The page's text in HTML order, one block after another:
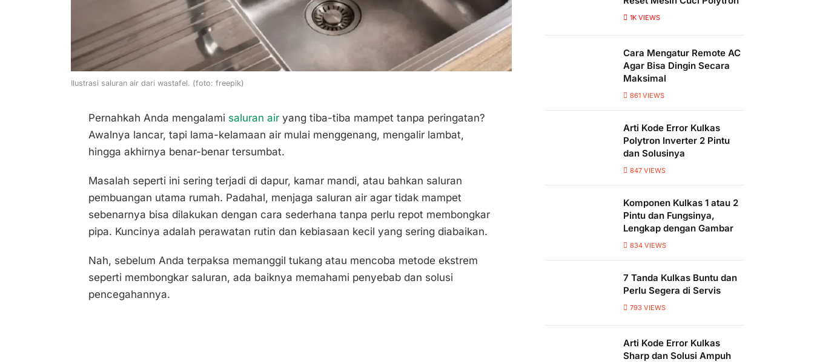
Ilustrasi saluran air dari wastafel. (foto: freepik)
Pernahkah Anda mengalami saluran airyang tiba-tiba mampet tanpa peringatan?
Awalnya lancar, tapi lama-kelamaan air mulai menggenang, mengalir lambat,
hingga akhirnya benar-benar tersumbat.
Masalah seperti ini sering terjadi di dapur, kamar mandi, atau bahkan saluran
pembuangan utama rumah. Padahal, menjaga saluran air agar tidak mampet
sebenarnya bisa dilakukan dengan cara sederhana tanpa perlu repot membongkar
pipa. Kuncinya adalah perawatan rutin dan kebiasaan kecil yang sering diabaikan.
Nah, sebelum Anda terpaksa memanggil tukang atau mencoba metode ekstrem
seperti membongkar saluran, ada baiknya memahami penyebab dan solusi
pencegahannya.
1K VIEWS
Cara Mengatur Remote AC
Agar Bisa Dingin Secara
Maksimal
861 VIEWS
Arti Kode Error Kulkas
Polytron Inverter 2 Pintu
dan Solusinya
847 VIEWS
Komponen Kulkas 1 atau 2
Pintu dan Fungsinya,
Lengkap dengan Gambar
834 VIEWS
7 Tanda Kulkas Buntu dan
Perlu Segera di Servis
793 VIEWS
Arti Kode Error Kulkas
Sharp dan Solusi Ampuh